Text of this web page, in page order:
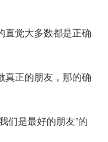
直觉大多数都是正确
真正的朋友，那的确
们是最好的朋友”的